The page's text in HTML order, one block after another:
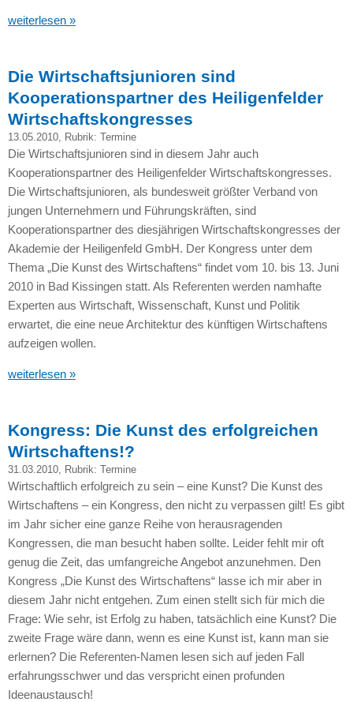
weiterlesen »
Die Wirtschaftsjunioren sind
Kooperationspartner des Heiligenfelder
Wirtschaftskongresses
13.05.2010, Rubrik: Termine
Die Wirtschaftsjunioren sind in diesem Jahr auch
Kooperationspartner des Heiligenfelder Wirtschaftskongresses.
Die Wirtschaftsjunioren, als bundesweit größter Verband von
jungen Unternehmern und Führungskräften, sind
Kooperationspartner des diesjährigen Wirtschaftskongresses der
Akademie der Heiligenfeld GmbH. Der Kongress unter dem
Thema „Die Kunst des Wirtschaftens“ findet vom 10. bis 13. Juni
2010 in Bad Kissingen statt. Als Referenten werden namhafte
Experten aus Wirtschaft, Wissenschaft, Kunst und Politik
erwartet, die eine neue Architektur des künftigen Wirtschaftens
aufzeigen wollen.
weiterlesen »
Kongress: Die Kunst des erfolgreichen
Wirtschaftens!?
31.03.2010, Rubrik: Termine
Wirtschaftlich erfolgreich zu sein – eine Kunst? Die Kunst des
Wirtschaftens – ein Kongress, den nicht zu verpassen gilt! Es gibt
im Jahr sicher eine ganze Reihe von herausragenden
Kongressen, die man besucht haben sollte. Leider fehlt mir oft
genug die Zeit, das umfangreiche Angebot anzunehmen. Den
Kongress „Die Kunst des Wirtschaftens“ lasse ich mir aber in
diesem Jahr nicht entgehen. Zum einen stellt sich für mich die
Frage: Wie sehr, ist Erfolg zu haben, tatsächlich eine Kunst? Die
zweite Frage wäre dann, wenn es eine Kunst ist, kann man sie
erlernen? Die Referenten-Namen lesen sich auf jeden Fall
erfahrungsschwer und das verspricht einen profunden
Ideenaustausch!